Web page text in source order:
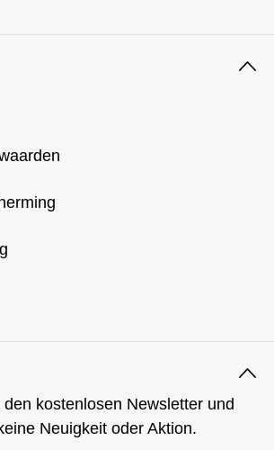
kostenlosen Newsletter und
Neuigkeit oder Aktion.